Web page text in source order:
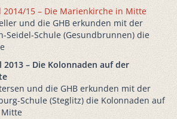
2014/15 – Die Marienkirche in Mitte
und die GHB erkunden mit der
Seidel-Schule (Gesundbrunnen) die
2013 – Die Kolonnaden auf der
und die GHB erkunden mit der
Schule (Steglitz) die Kolonnaden auf